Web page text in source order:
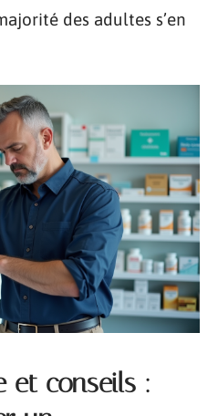
des adultes s’en
et conseils :